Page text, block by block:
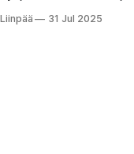
rasvaa enemmän kuin
kevyt liikunta. Katso,
31 Jul 2025